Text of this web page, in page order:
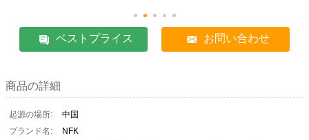
ベストプライス お問い合わせ
商品の詳細
起源の場所:
中国
ブランド名:
NFK